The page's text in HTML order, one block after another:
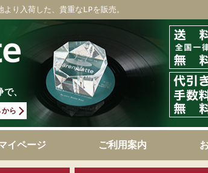
り入荷した、貴重なLPを販売。
、
ら
イページ ご利用案内